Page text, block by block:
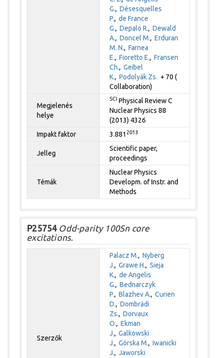
G.,Désesquelles
P.,de France
G.,Depalo R.,Dewald
A.,Doncel M.,Erduran
M. N.,Farnea
E.,Fioretto E.,Fransen
Ch.,Geibel
K.,Podolyák Zs. + 70 (
Collaboration)
Megjelenés
helye
SCI Physical Review C
Nuclear Physics 88
(2013) 4326
Impakt faktor
3.881 2013
Jelleg
Scientific paper,
proceedings
Témák
Nuclear Physics
Developm. of Instr. and
Methods
P25754Odd-parity 100Sn core
excitations.
Szerzők
Palacz M.,Nyberg
J.,Grawe H.,Sieja
K.,de Angelis
G.,Bednarczyk
P.,Blazhev A.,Curien
D.,Dombrádi
Zs.,Dorvaux
O.,Ekman
J.,Galkowski
J.,Górska M.,Iwanicki
J.,Jaworski